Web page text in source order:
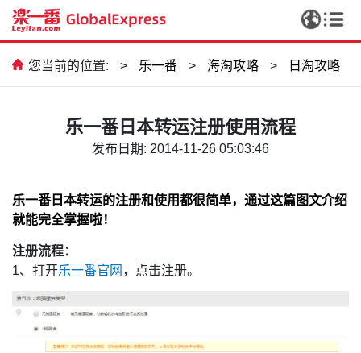
您当前的位置: > 乐一番 > 海淘攻略 > 日淘攻略
乐一番日本转运注册使用流程
发布日期: 2014-11-26 05:03:46
乐一番日本转运的注册和使用都很简单，通过这篇图文介绍
就能完全掌握啦！
注册流程：
1、打开乐一番官网 ，点击注册。